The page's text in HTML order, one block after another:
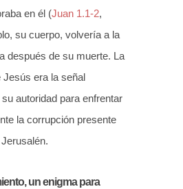
en él (Juan 1.1-2,
su cuerpo, volvería a la
después de su muerte. La
Jesús era la señal
autoridad para enfrentar
la corrupción presente
un enigma para